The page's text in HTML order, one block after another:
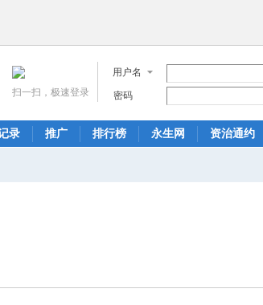
用户名
密码
扫一扫，极速登录
录 推广 排行榜 永生网
资治通约